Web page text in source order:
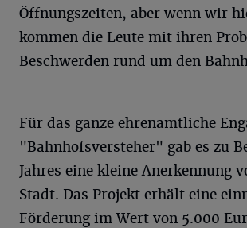
Öffnungszeiten, aber wenn wir
kommen die Leute mit ihren
Beschwerden rund um den
Für das ganze ehrenamtliche
"Bahnhofsversteher" gab es zu
Jahres eine kleine Anerkennung
Stadt. Das Projekt erhält eine
Förderung im Wert von 5.000